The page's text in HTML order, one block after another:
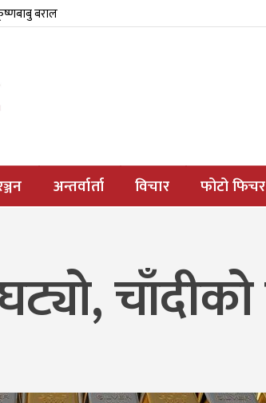
बराल
अन्तर्वार्ता विचार फोटो फिचर